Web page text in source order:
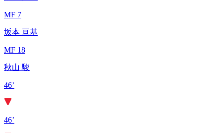
MF 7
坂本 亘基
MF 18
秋山 駿
46’
46’